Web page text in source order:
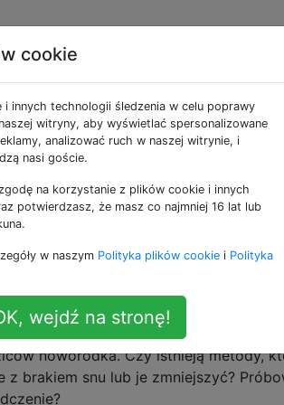
dzieckiem, obowiązkami,
mówi i jest teraz w wieku
teraz 4 miesiące. Przez pierwsze 3
nauczyła się tylko krzyczeć z cholernej
brakiem snu
noworodka. Czy istnieją metody,
brakiem snu lub je zmniejszyć?
cookie
i innych technologii śledzenia w celu poprawy
witryny, aby wyświetlać spersonalizowane
analizować ruch w naszej witrynie, i
nasi goście.
na korzystanie z plików cookie i innych
potwierdzasz, że masz co najmniej 16 lat lub
w naszym Polityka plików cookie i Polityka
wejdź na stronę!